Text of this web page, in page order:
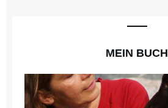
MEIN BUCH